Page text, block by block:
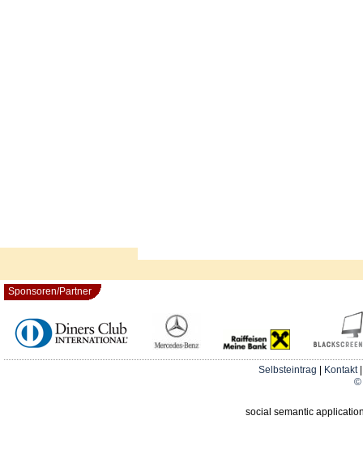
Sponsoren/Partner
Selbsteintrag Kontakt
©
social semantic